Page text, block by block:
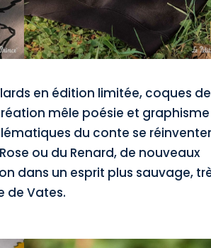
en édition limitée, coques de
mêle poésie et graphisme
du conte se
ou du Renard, de nouveaux
dans un esprit plus sauvage,
de Vates.